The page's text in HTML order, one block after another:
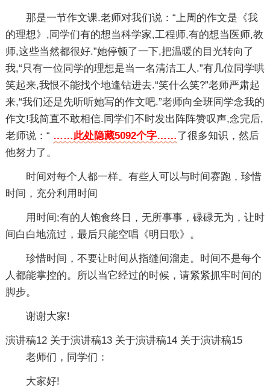
那是一节作文课.老师对我们说：“上周的作文是《我
的理想》,同学们有的想当科学家,工程师,有的想当医师,教
师,这些当然都很好.”她停顿了一下,把温暖的目光转向了
我,“只有一位同学的理想是当一名清洁工人.”有几位同学哄
笑起来,我恨不能找个地逢钻进去.“笑什么笑?”老师严肃起
来,“我们还是先听听她写的作文吧.”老师向全班同学念我的
作文!我简直不敢相信.同学们不时发出阵阵赞叹声,念完后,
老师说：“ ……此处隐藏5092个字……了很多知识，然后
他努力了。
时间对每个人都一样。有些人可以与时间赛跑，珍惜
时间，充分利用时间
用时间;有的人饱食终日，无所事事，碌碌无为，让时
间白白地流过，最后只能空唱《明日歌》。
珍惜时间，不要让时间从指缝间溜走。时间不是每个
人都能掌控的。所以当它经过的时候，请紧紧抓牢时间的
脚步。
谢谢大家!
演讲稿12
老师们，同学们：
大家好!
关于演讲稿13 关于演讲稿14 关于演讲稿15